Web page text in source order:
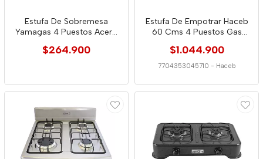
Estufa De Sobremesa
Yamagas 4 Puestos Acero
$264.900
Estufa De Empotrar Haceb
60 Cms 4 Puestos Gas
$1.044.900
7704353045710 - Haceb